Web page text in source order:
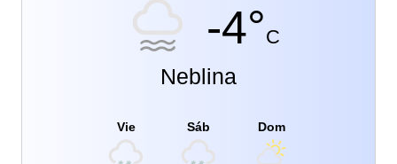
-4°C
Neblina
Vie Sáb Dom